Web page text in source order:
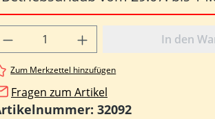
Anzahl: Gib denIn den
Zum Merkzettel hinzufügen
Fragen zum Artikel
32092